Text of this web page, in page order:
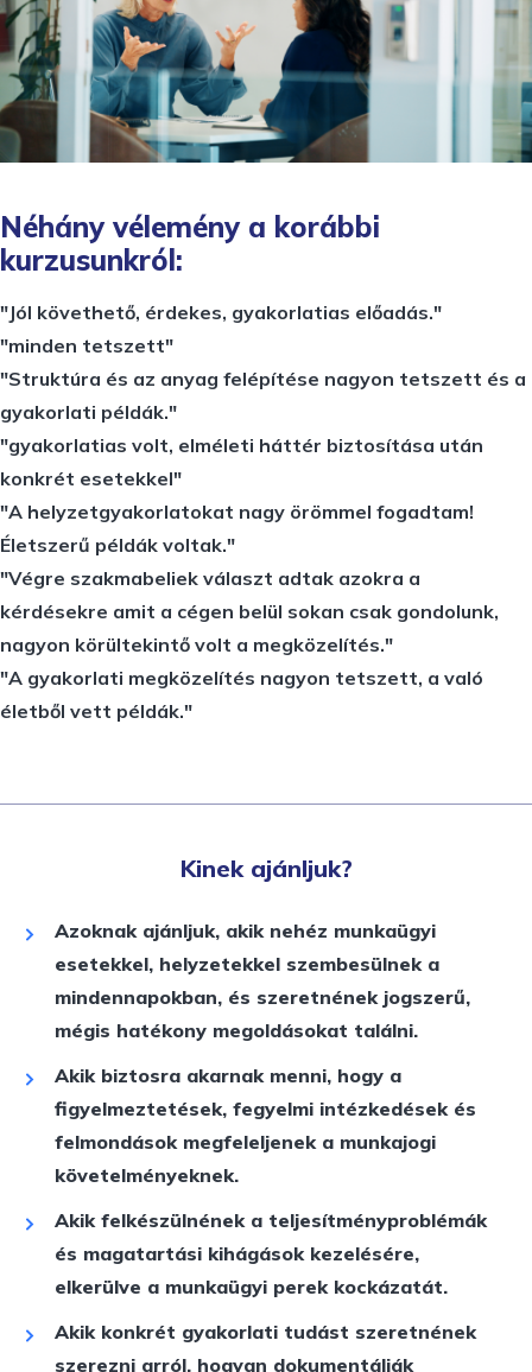
Néhány vélemény a korábbi
kurzusunkról:
"Jól követhető, érdekes, gyakorlatias előadás."
"minden tetszett"
"Struktúra és az anyag felépítése nagyon tetszett és a
gyakorlati példák."
"gyakorlatias volt, elméleti háttér biztosítása után
konkrét esetekkel"
"A helyzetgyakorlatokat nagy örömmel fogadtam!
Életszerű példák voltak."
"Végre szakmabeliek választ adtak azokra a
kérdésekre amit a cégen belül sokan csak gondolunk,
nagyon körültekintő volt a megközelítés."
"A gyakorlati megközelítés nagyon tetszett, a való
életből vett példák."
Kinek ajánljuk?
Azoknak ajánljuk, akik nehéz munkaügyi
esetekkel, helyzetekkel szembesülnek a
mindennapokban, és szeretnének jogszerű,
mégis hatékony megoldásokat találni.
Akik biztosra akarnak menni, hogy a
figyelmeztetések, fegyelmi intézkedések és
felmondások megfeleljenek a munkajogi
követelményeknek.
Akik felkészülnének a teljesítményproblémák
és magatartási kihágások kezelésére,
elkerülve a munkaügyi perek kockázatát.
Akik konkrét gyakorlati tudást szeretnének
szerezni arról, hogyan dokumentálják